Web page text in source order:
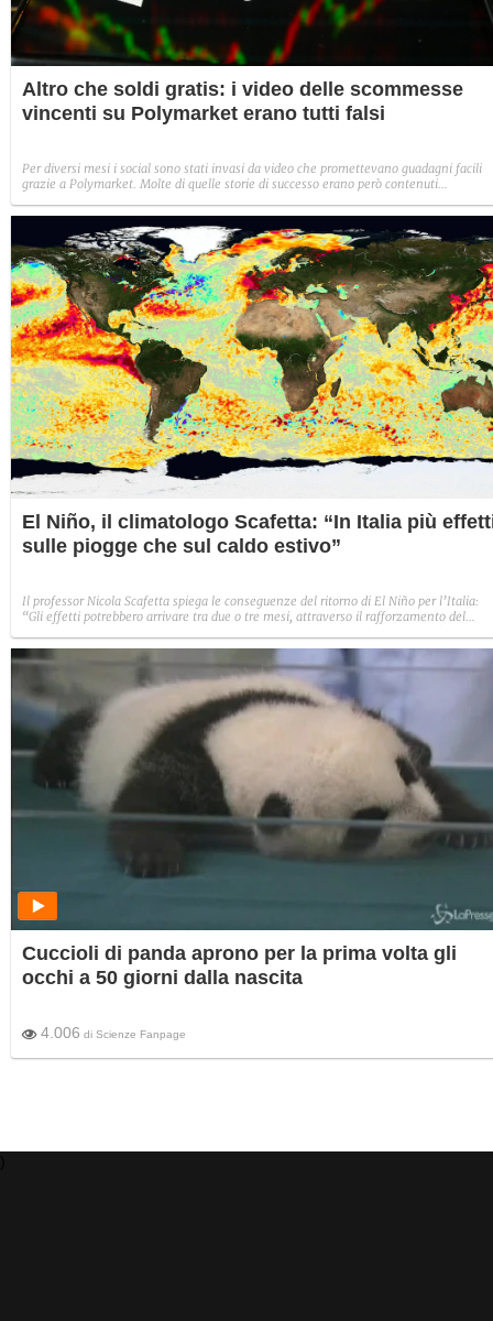
Altro che soldi gratis: i video delle scommesse
vincenti su Polymarket erano tutti falsi
Per diversi mesi i social sono stati invasi da video che promettevano guadagni facili
grazie a Polymarket. Molte di quelle storie di successo erano però contenuti
"clone" e incassare vincite inesistenti. L'ardita operazione promozionale è però solo
l'ultima di una serie di controversie che hanno contribuito alla dubbia reputazione del
prediction market.
El Niño, il climatologo Scafetta: “In Italia più
sulle piogge che sul caldo estivo”
Il professor Nicola Scafetta spiega le conseguenze del ritorno di El Niño per l’Italia:
“Gli effetti potrebbero arrivare tra due o tre mesi, attraverso il rafforzamento del
rischio di un Super Nino frena.“ È ancora presto per dirlo”.
Cuccioli di panda aprono per la prima volta gli
occhi a 50 giorni dalla nascita
4.006 di Scienze Fanpage